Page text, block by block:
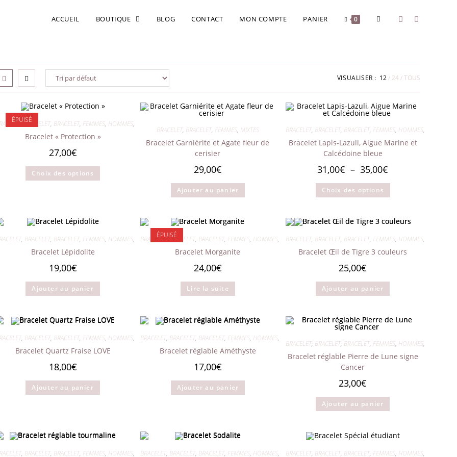
ACCUEIL BOUTIQUE BLOG CONTACT MON COMPTE PANIER 0
VISUALISER : 12 24 TOUS
ÉPUISÉ
,BRACELET, BRACELET, FEMMES, HOMMES,
Bracelet « Protection »
27,00€
Choix des options Ce
a
sur
BRACELET, BRACELET, FEMMES, MIXTES
Bracelet Garniérite et Agate fleur de
cerisier
29,00€
Ajouter au panier
BRACELET, BRACELET, BRACELET, FEMMES, HOMMES,
Bracelet Lapis-Lazuli, Aigue Marine et
Calcédoine bleue
31,00€ – 35,00€
prix :
31,00€
Choix des options Ce
a
Les
peuvent
être
choisies
sur
, BRACELET, BRACELET, FEMMES, HOMMES, MIXTES
Bracelet Lépidolite
19,00€
Ajouter au panier
ÉPUISÉ
BRACELET,BRACELET, BRACELET, FEMMES, HOMMES, MIXTES
Bracelet Morganite
24,00€
Lire la suite
BRACELET, BRACELET, BRACELET, FEMMES, HOMMES,
Bracelet Œil de Tigre 3 couleurs
25,00€
Ajouter au panier
, BRACELET, BRACELET, FEMMES, HOMMES, MIXTES
Bracelet Quartz Fraise LOVE
18,00€
Ajouter au panier
BRACELET, BRACELET, BRACELET, FEMMES, HOMMES,
Bracelet réglable Améthyste
17,00€
Ajouter au panier
BRACELET, BRACELET, BRACELET, FEMMES, HOMMES,
Bracelet réglable Pierre de Lune signe
Cancer
23,00€
Ajouter au panier
, BRACELET, BRACELET, FEMMES, HOMMES, MIXTES
BRACELET, BRACELET, BRACELET, FEMMES, HOMMES, MIXTES
BRACELET, BRACELET, BRACELET, FEMMES, HOMMES,